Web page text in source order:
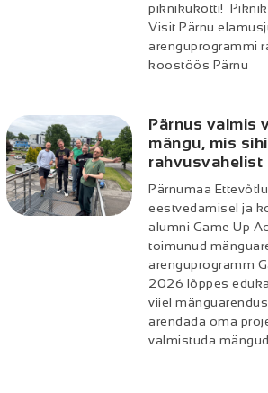
piknikukotti!
Visit Pärnu
arenguprogrammi
koostöös Pärnu
Pärnus valmis
mängu, mis
rahvusvahelist
Pärnumaa
eestvedamisel ja
alumni Game Up
toimunud
arenguprogramm
2026 lõppes
viiel
arendada oma
valmistuda